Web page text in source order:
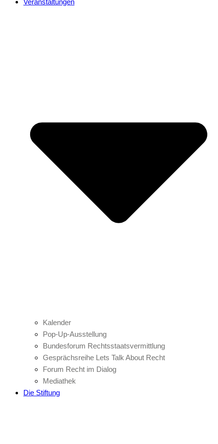
Veranstaltungen
Kalender
Pop-Up-Ausstellung
Bundesforum Rechtsstaatsvermittlung
Gesprächsreihe Lets Talk About Recht
Forum Recht im Dialog
Mediathek
Die Stiftung